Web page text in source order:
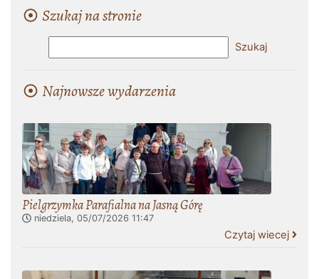
Szukaj na stronie
Najnowsze wydarzenia
Pielgrzymka Parafialna na Jasną Górę
niedziela, 05/07/2026 11:47
Czytaj wiecej